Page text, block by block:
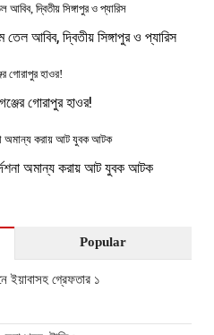
আবিব, দ্বিতীয় সিঙ্গাপুর ও প্যারিস
গোরাপুর হাওর!
অমান্য করায় আট যুবক আটক
Popular
ইয়াবাসহ গ্রেফতার ১